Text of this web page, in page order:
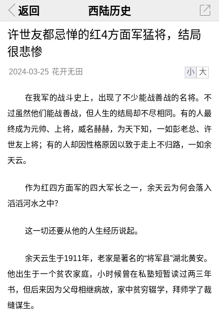
返回 西陆历史
许世友都忌惮的红4方面军猛将，结局
很悲惨
2024-03-25 花开无田 小 大
在我军的战斗史上，出现了不少能战善战的名将。不
过虽然他们能战善战，但人生的结局却不尽相同。有的人最
终成为元帅、上将，威名赫赫，为天下知，一如彭老总、许
世友上将；有的人却因性格原因以致于走上不归路，一如余
天云。
作为红四方面军的四大军长之一，余天云为何会落入
滔滔河水之中？
这一切还要从他的人生经历说起。
余天云生于1911年，老家是著名的“将军县”湖北黄安。
他出生于一个贫农家庭，小时候曾在私塾短暂读过两三年
书，但后来因为父母相继病故，家中贫穷辍学，拜师学了裁
缝谋生。